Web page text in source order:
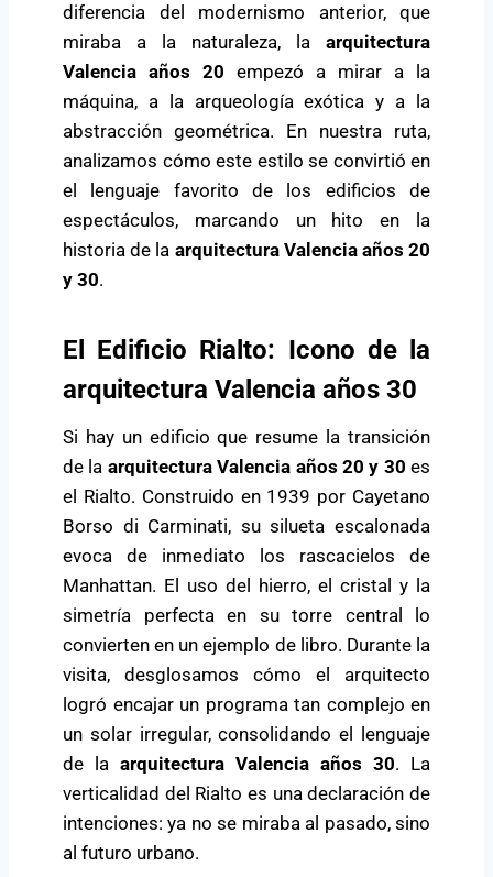
diferencia del modernismo anterior, que
miraba a la naturaleza, la arquitectura
Valencia años 20 empezó a mirar a la
máquina, a la arqueología exótica y a la
abstracción geométrica. En nuestra ruta,
analizamos cómo este estilo se convirtió en
el lenguaje favorito de los edificios de
espectáculos, marcando un hito en la
historia de la arquitectura Valencia años 20
y 30.
El Edificio Rialto: Icono de la
arquitectura Valencia años 30
Si hay un edificio que resume la transición
de la arquitectura Valencia años 20 y 30 es
el Rialto. Construido en 1939 por Cayetano
Borso di Carminati, su silueta escalonada
evoca de inmediato los rascacielos de
Manhattan. El uso del hierro, el cristal y la
simetría perfecta en su torre central lo
convierten en un ejemplo de libro. Durante la
visita, desglosamos cómo el arquitecto
logró encajar un programa tan complejo en
un solar irregular, consolidando el lenguaje
de la arquitectura Valencia años 30. La
verticalidad del Rialto es una declaración de
intenciones: ya no se miraba al pasado, sino
al futuro urbano.